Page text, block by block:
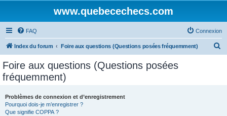
www.quebecechecs.com
FAQ Connexion
Index du forum Foire aux questions (Questions posées fréquemment)
Foire aux questions (Questions posées
fréquemment)
Problèmes de connexion et d’enregistrement
Pourquoi dois-je m’enregistrer ?
Que signifie COPPA ?